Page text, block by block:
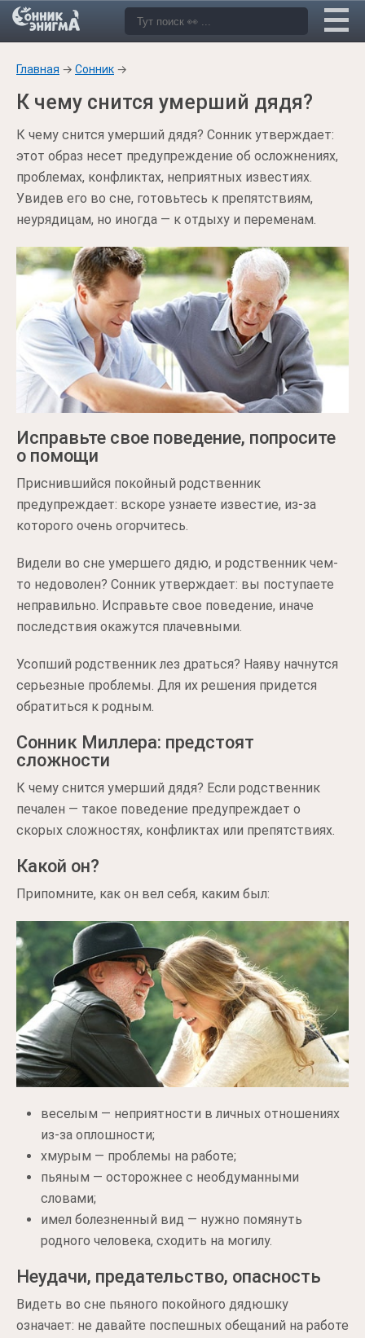
Главная → Сонник →
К чему снится умерший дядя?
К чему снится умерший дядя? Сонник утверждает:
этот образ несет предупреждение об осложнениях,
проблемах, конфликтах, неприятных известиях.
Увидев его во сне, готовьтесь к препятствиям,
неурядицам, но иногда — к отдыху и переменам.
Исправьте свое поведение, попросите
о помощи
Приснившийся покойный родственник
предупреждает: вскоре узнаете известие, из-за
которого очень огорчитесь.
Видели во сне умершего дядю, и родственник чем-
то недоволен? Сонник утверждает: вы поступаете
неправильно. Исправьте свое поведение, иначе
последствия окажутся плачевными.
Усопший родственник лез драться? Наяву начнутся
серьезные проблемы. Для их решения придется
обратиться к родным.
Сонник Миллера: предстоят
сложности
К чему снится умерший дядя? Если родственник
печален — такое поведение предупреждает о
скорых сложностях, конфликтах или препятствиях.
Какой он?
Припомните, как он вел себя, каким был:
веселым — неприятности в личных отношениях
из-за оплошности;
хмурым — проблемы на работе;
пьяным — осторожнее с необдуманными
словами;
имел болезненный вид — нужно помянуть
родного человека, сходить на могилу.
Неудачи, предательство, опасность
Видеть во сне пьяного покойного дядюшку
означает: не давайте поспешных обещаний на работе